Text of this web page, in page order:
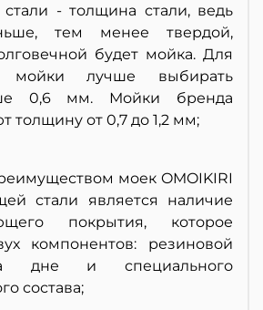
- толщина стали, ведь
тем менее твердой,
будет мойка. Для
мойки лучше выбирать
0,6 мм. Мойки бренда
толщину от 0,7 до 1,2 мм;
моек OMOIKIRI
стали является наличие
покрытия, которое
компонентов: резиновой
дне и специального
состава;